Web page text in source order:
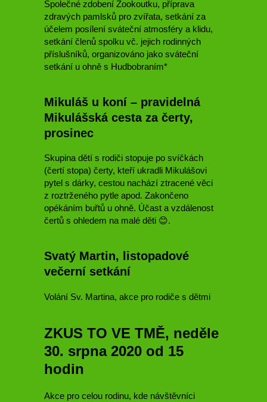
Společné zdobení Zookoutku, příprava
zdravých pamlsků pro zvířata, setkání za
účelem posílení sváteční atmosféry a klidu,
setkání členů spolku vč. jejich rodinných
příslušníků, organizováno jako sváteční
setkání u ohně s Hudbobraním*
Mikuláš u koní – pravidelná
Mikulášská cesta za čerty,
prosinec
Skupina dětí s rodiči stopuje po svíčkách
(čertí stopa) čerty, kteří ukradli Mikulášovi
pytel s dárky, cestou nachází ztracené věci
z roztrženého pytle apod. Zakončeno
opékáním buřtů u ohně. Účast a vzdálenost
čertů s ohledem na malé děti 😊.
Svatý Martin, listopadové
večerní setkání
Volání Sv. Martina, akce pro rodiče s dětmi
ZKUS TO VE TMĚ, neděle
30. srpna 2020 od 15
hodin
Akce pro celou rodinu, kde návštěvníci